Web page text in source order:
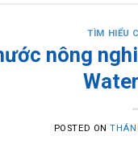
TÌM HIỂU
nông
POSTED ON